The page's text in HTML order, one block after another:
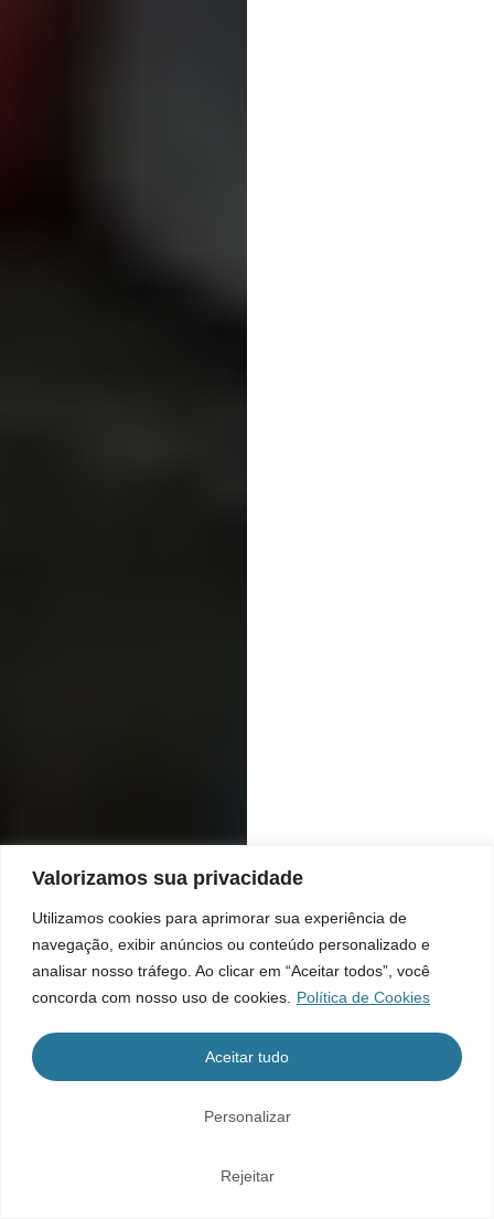
Valorizamos sua privacidade
Utilizamos cookies para aprimorar sua experiência de
navegação, exibir anúncios ou conteúdo personalizado e
analisar nosso tráfego. Ao clicar em “Aceitar todos”, você
concorda com nosso uso de cookies.
Política de Cookies
Personalizar
Rejeitar
Aceitar tudo